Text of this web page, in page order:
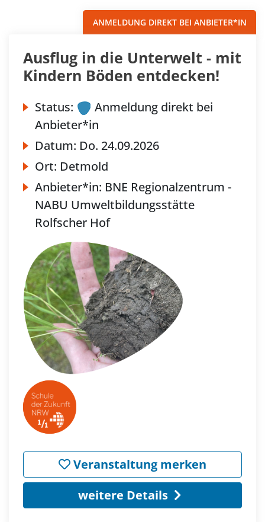
ANMELDUNG DIREKT BEI ANBIETER*IN
Ausflug in die Unterwelt - mit
Kindern Böden entdecken!
Status:
Anmeldung direkt bei
Anbieter*in
Datum: Do. 24.09.2026
Ort: Detmold
Anbieter*in: BNE Regionalzentrum -
NABU Umweltbildungsstätte
Rolfscher Hof
Veranstaltung merken
weitere Details